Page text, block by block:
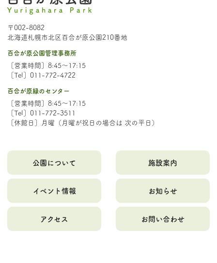
〒002-8082
北海道札幌市北区百合が原公園210番地
百合が原公園管理事務所
［営業時間］8:45～17:15
［Tel］011-772-4722
百合が原緑のセンター
［営業時間］8:45～17:15
［Tel］011-772-3511
［休館日］月曜（月曜が祝日の場合は 次の平日）
公園について 施設案内
イベント情報 お知らせ
アクセス お問い合わせ